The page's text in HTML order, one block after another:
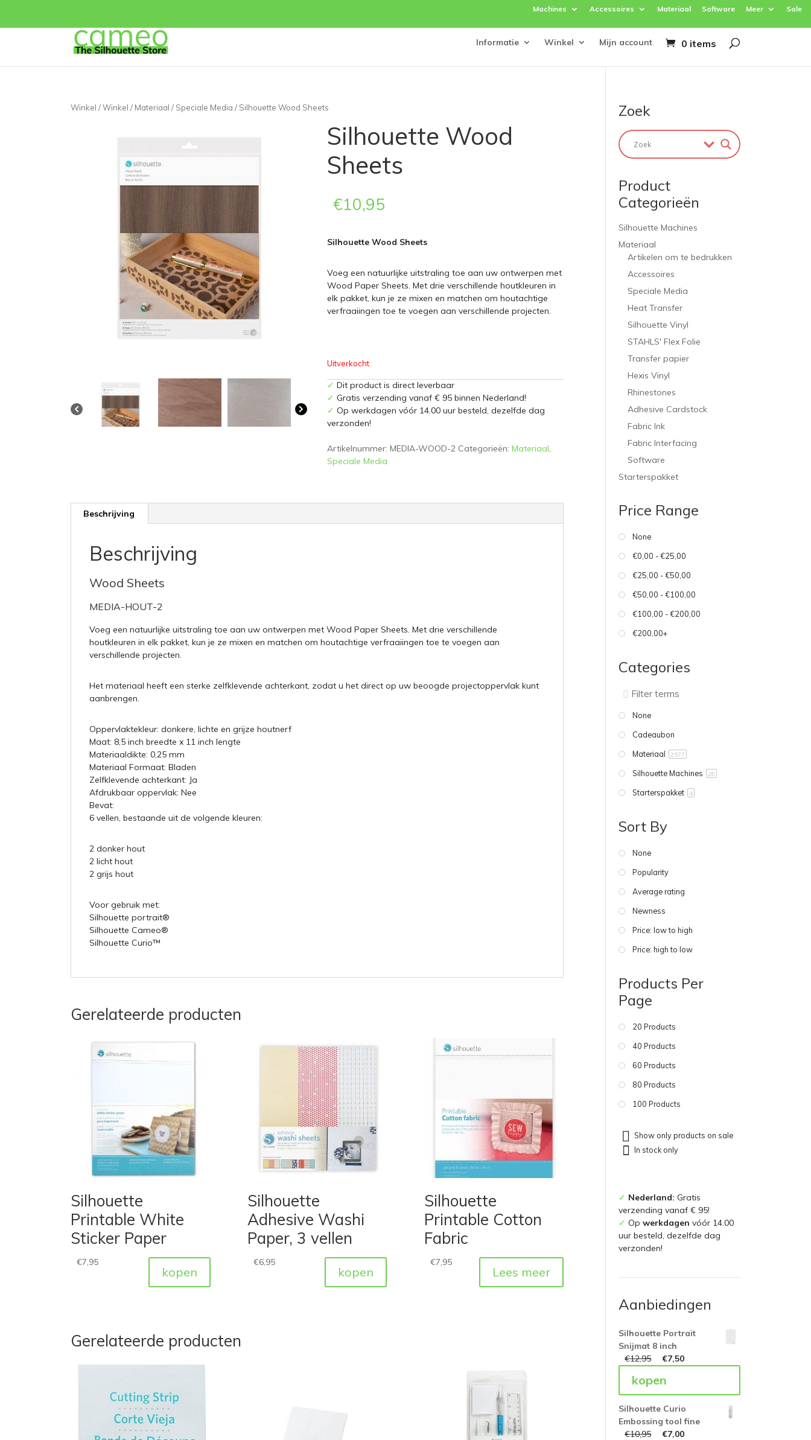
Machines Accessoires Materiaal Software Meer Sale
Informatie Winkel Mijn account 0 items
Winkel /Winkel / Materiaal / Speciale Media / Silhouette Wood Sheets
Silhouette Wood
Sheets
€10,95
Silhouette Wood Sheets
Voeg een natuurlijke uitstraling toe aan uw ontwerpen met
Wood Paper Sheets. Met drie verschillende houtkleuren in
elk pakket, kun je ze mixen en matchen om houtachtige
verfraaiingen toe te voegen aan verschillende projecten.
Uitverkocht
✓ Dit product is direct leverbaar
✓ Gratis verzending vanaf € 95 binnen Nederland!
✓ Op werkdagen vóór 14.00 uur besteld, dezelfde dag
verzonden!
Artikelnummer: MEDIA-WOOD-2 Categorieën: Materiaal,
Speciale Media
Beschrijving
Beschrijving
Wood Sheets
MEDIA-HOUT-2
Voeg een natuurlijke uitstraling toe aan uw ontwerpen met Wood Paper Sheets. Met drie verschillende
houtkleuren in elk pakket, kun je ze mixen en matchen om houtachtige verfraaiingen toe te voegen aan
verschillende projecten.
Het materiaal heeft een sterke zelfklevende achterkant, zodat u het direct op uw beoogde projectoppervlak kunt
aanbrengen.
Oppervlaktekleur: donkere, lichte en grijze houtnerf
Maat: 8,5 inch breedte x 11 inch lengte
Materiaaldikte: 0,25 mm
Materiaal Formaat: Bladen
Zelfklevende achterkant: Ja
Afdrukbaar oppervlak: Nee
Bevat:
6 vellen, bestaande uit de volgende kleuren:
2 donker hout
2 licht hout
2 grijs hout
Voor gebruik met:
Silhouette portrait®
Silhouette Cameo®
Silhouette Curio™
Gerelateerde producten
Silhouette
Printable White
Sticker Paper
€7,95
kopen
Silhouette
Adhesive Washi
Paper, 3 vellen
€6,95
kopen
Silhouette
Printable Cotton
Fabric
€7,95
Lees meer
Gerelateerde producten
Zoek
Product
Categorieën
Silhouette Machines
Materiaal
Artikelen om te bedrukken
Accessoires
Speciale Media
Heat Transfer
Silhouette Vinyl
STAHLS' Flex Folie
Transfer papier
Hexis Vinyl
Rhinestones
Adhesive Cardstock
Fabric Ink
Fabric Interfacing
Software
Starterspakket
Price Range
None
€0,00 - €25,00
€25,00 - €50,00
€50,00 - €100,00
€100,00 - €200,00
€200,00+
Categories
None
Cadeaubon
Materiaal
2577
Silhouette Machines 26
Starterspakket 4
Sort By
None
Popularity
Average rating
Newness
Price: low to high
Price: high to low
Products Per
Page
20 Products
40 Products
60 Products
80 Products
100 Products
Show only products on sale
In stock only
✓ Nederland:Gratis
verzending vanaf € 95!
✓ Opwerkdagen vóór 14.00
uur besteld, dezelfde dag
verzonden!
Aanbiedingen
Silhouette Portrait
Snijmat 8 inch
€12,95 €7,50
kopen
Silhouette Curio
Embossing tool fine
€10,95 €7,00